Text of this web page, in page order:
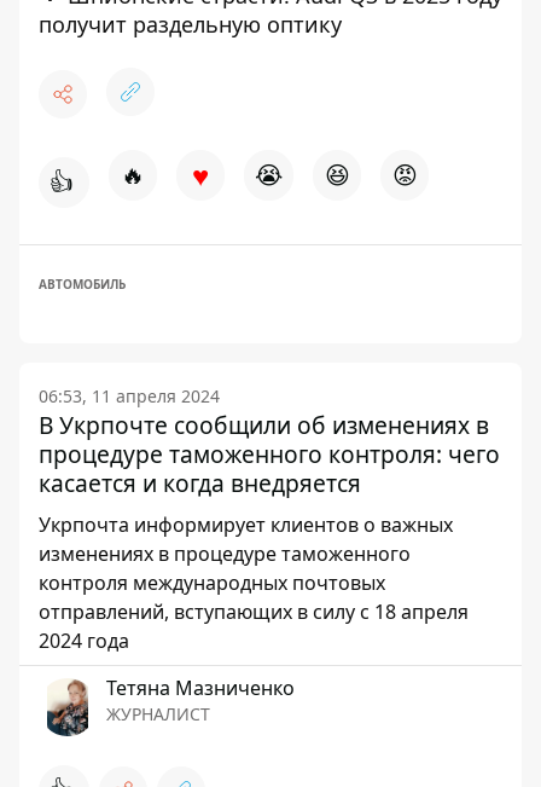
получит раздельную оптику
👍 🔥 ♥ 😭 😆 😡
АВТОМОБИЛЬ
06:53, 11 апреля 2024
В Укрпочте сообщили об изменениях в
процедуре таможенного контроля: чего
касается и когда внедряется
Укрпочта информирует клиентов о важных
изменениях в процедуре таможенного
контроля международных почтовых
отправлений, вступающих в силу с 18 апреля
2024 года
Тетяна Мазниченко
ЖУРНАЛИСТ